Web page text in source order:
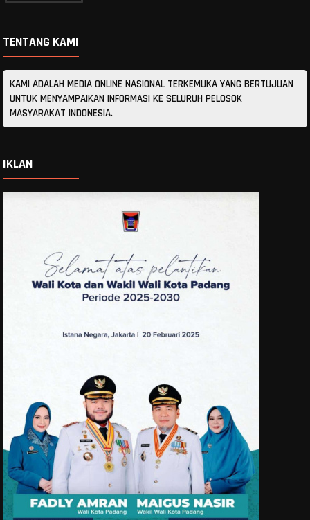
TENTANG KAMI
KAMI ADALAH MEDIA ONLINE NASIONAL TERKEMUKA YANG BERTUJUAN
UNTUK MENYAMPAIKAN INFORMASI KE SELURUH PELOSOK
MASYARAKAT INDONESIA.
IKLAN